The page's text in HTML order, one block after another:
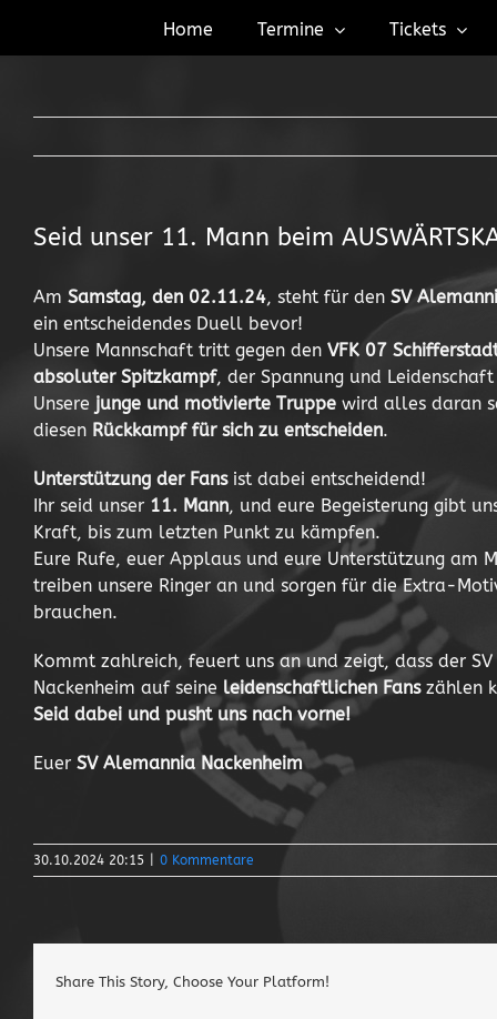
Home Termine Tickets
Seid unser 11. Mann beim
Am Samstag, den 02.11.24, steht für den SV
ein entscheidendes Duell bevor!
Unsere Mannschaft tritt gegen den VFK 07
absoluter Spitzkampf, der Spannung und
Unsere junge und motivierte Truppe wird alles daran
diesen Rückkampf für sich zu entscheiden.
Unterstützung der Fansist dabei entscheidend!
Ihr seid unser 11. Mann, und eure Begeisterung gibt
Kraft, bis zum letzten Punkt zu kämpfen.
Eure Rufe, euer Applaus und eure Unterstützung am
treiben unsere Ringer an und sorgen für die Extra-
brauchen.
Kommt zahlreich, feuert uns an und zeigt, dass der
Nackenheim auf seine leidenschaftlichen Fanszählen
Seid dabei und pusht uns nach vorne!
Euer SV Alemannia Nackenheim
30.10.2024 20:15 0 Kommentare
Share This Story, Choose Your Platform!